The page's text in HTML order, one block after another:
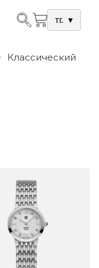
тг. ▾
Классический